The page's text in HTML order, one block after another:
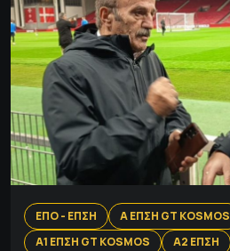
ΕΠΟ - ΕΠΣΗ
Α ΕΠΣΗ GT KOSMOS
Α1 ΕΠΣΗ GT KOSMOS
Α2 ΕΠΣΗ